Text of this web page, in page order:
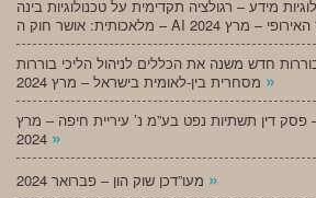
מידע – רגולציה תקדימית על טכנולוגיות בינה
חדש משנה את הכללים לניהול הליכי בוררות
»
– פסק דין תשתיות נפט בע”מ נ’ עיריית חיפה – מרץ
»
»